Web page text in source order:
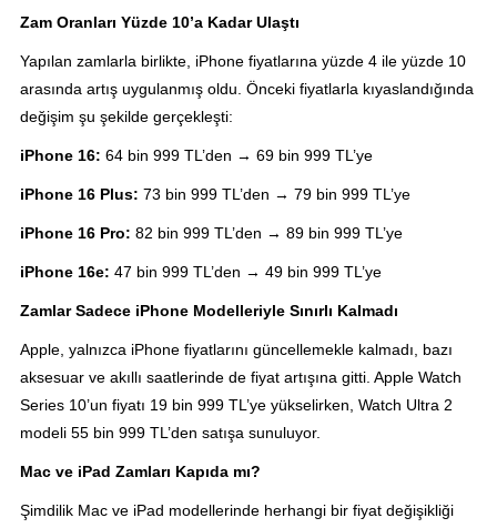
Zam Oranları Yüzde 10’a Kadar Ulaştı
Yapılan zamlarla birlikte, iPhone fiyatlarına yüzde 4 ile yüzde 10
arasında artış uygulanmış oldu. Önceki fiyatlarla kıyaslandığında
değişim şu şekilde gerçekleşti:
iPhone 16: 64 bin 999 TL’den → 69 bin 999 TL’ye
iPhone 16 Plus: 73 bin 999 TL’den → 79 bin 999 TL’ye
iPhone 16 Pro: 82 bin 999 TL’den → 89 bin 999 TL’ye
iPhone 16e: 47 bin 999 TL’den → 49 bin 999 TL’ye
Zamlar Sadece iPhone Modelleriyle Sınırlı Kalmadı
Apple, yalnızca iPhone fiyatlarını güncellemekle kalmadı, bazı
aksesuar ve akıllı saatlerinde de fiyat artışına gitti. Apple Watch
Series 10’un fiyatı 19 bin 999 TL’ye yükselirken, Watch Ultra 2
modeli 55 bin 999 TL’den satışa sunuluyor.
Mac ve iPad Zamları Kapıda mı?
Şimdilik Mac ve iPad modellerinde herhangi bir fiyat değişikliği